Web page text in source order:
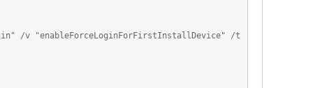
/v "enableForceLoginForFirstInstallDevice" /t